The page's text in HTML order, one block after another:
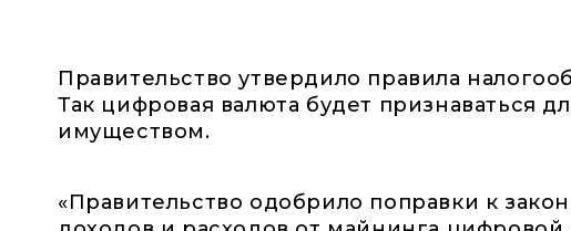
Правительство утвердило правила
Так цифровая валюта будет признаваться
имуществом.
«Правительство одобрило поправки к